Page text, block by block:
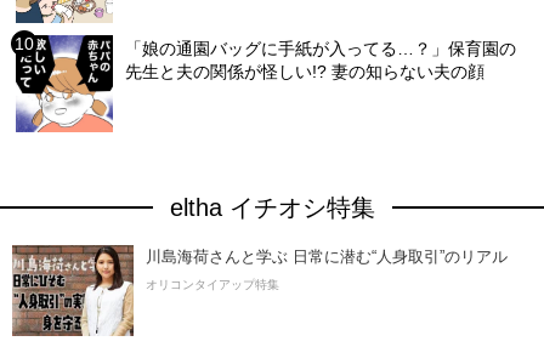
「娘の通園バッグに手紙が入ってる…？」保育園の
先生と夫の関係が怪しい!? 妻の知らない夫の顔
eltha イチオシ特集
川島海荷さんと学ぶ 日常に潜む“人身取引”のリアル
オリコンタイアップ特集